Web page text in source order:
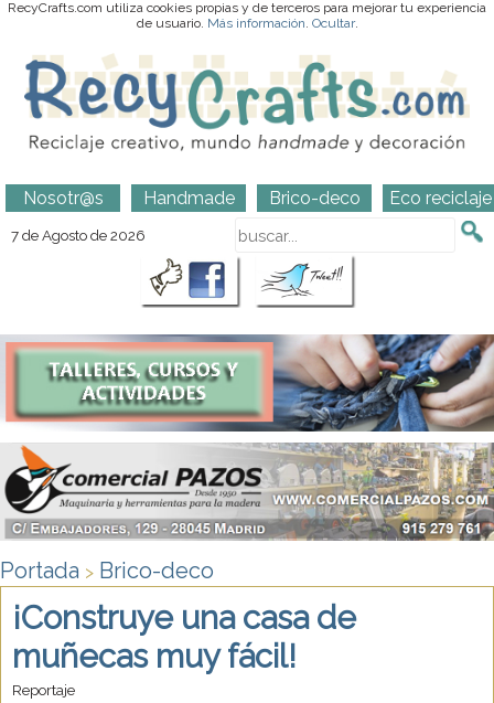
RecyCrafts.com utiliza cookies propias y de terceros para mejorar tu experiencia
de usuario. Más información. Ocultar.
Nosotr@s Handmade Brico-deco Eco reciclaje
7 de Agosto de 2026
Portada > Brico-deco
¡Construye una casa de
muñecas muy fácil!
Reportaje